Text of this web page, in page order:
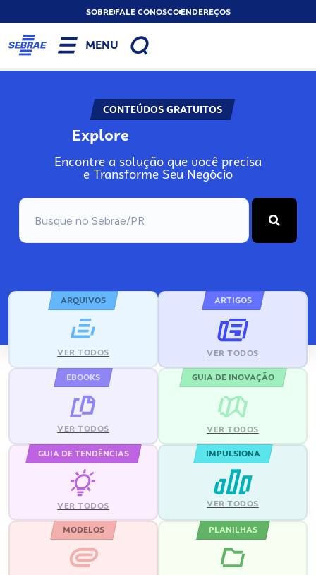
SOBREFALE CONOSCOENDEREÇOS
MENU
CONTEÚDOS GRATUITOS
Explore
Encontre a solução que você precisa
e Transforme Seu Negócio
ARQUIVOS
VER TODOS
ARTIGOS
VER TODOS
EBOOKS
VER TODOS
GUIA DE INOVAÇÃO
VER TODOS
GUIA DE TENDÊNCIAS
VER TODOS
IMPULSIONA
VER TODOS
MODELOS PLANILHAS